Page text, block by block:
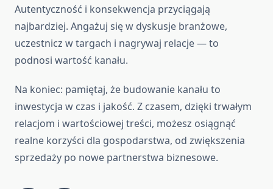
Autentyczność i konsekwencja przyciągają
najbardziej. Angażuj się w dyskusje branżowe,
uczestnicz w targach i nagrywaj relacje — to
podnosi wartość kanału.
Na koniec: pamiętaj, że budowanie kanału to
inwestycja w czas i jakość. Z czasem, dzięki trwałym
relacjom i wartościowej treści, możesz osiągnąć
realne korzyści dla gospodarstwa, od zwiększenia
sprzedaży po nowe partnerstwa biznesowe.